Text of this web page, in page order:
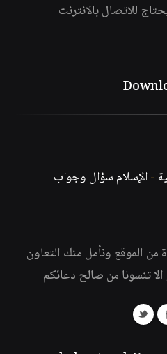
للاتصال بالانترنت
-الإسلام سؤال وجواب
من الموقع ونأمل منك التعاون
تنسونا من صالح دعائكم